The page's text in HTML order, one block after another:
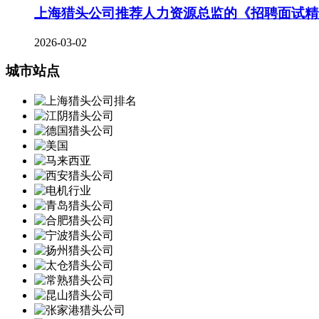
上海猎头公司推荐人力资源总监的《招聘面试精
2026-03-02
城市站点